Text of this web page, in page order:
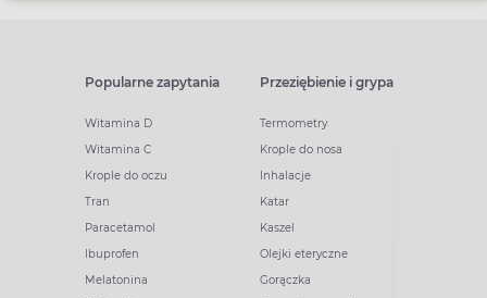
Popularne zapytania
Witamina D
Witamina C
Krople do oczu
Tran
Paracetamol
Ibuprofen
Melatonina
Przeziębienie i grypa
Termometry
Krople do nosa
Inhalacje
Katar
Kaszel
Olejki eteryczne
Gorączka